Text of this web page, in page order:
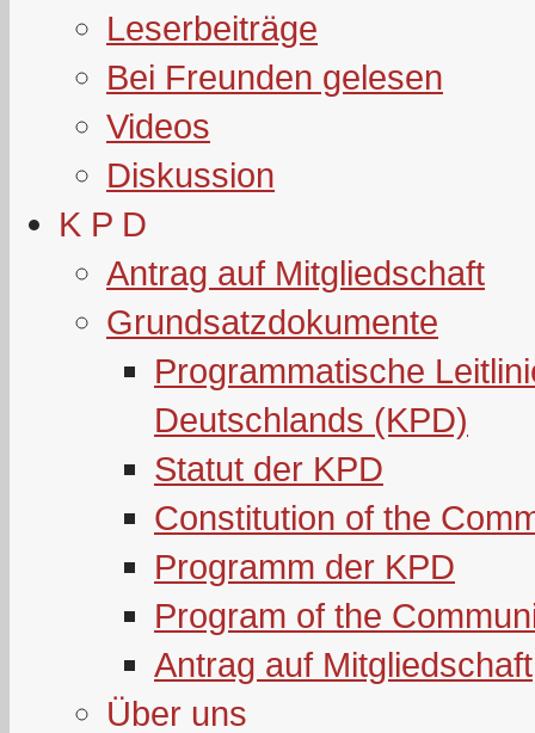
Leserbeiträge
Bei Freunden gelesen
Videos
Diskussion
K P D
Antrag auf Mitgliedschaft
Grundsatzdokumente
Programmatische
Deutschlands (KPD)
Statut der KPD
Constitution of the
Programm der KPD
Program of the
Antrag auf Mitgliedschaft
Über uns